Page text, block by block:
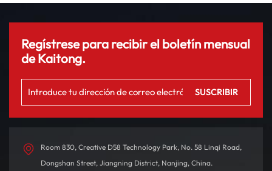
Regístrese para recibir el boletín mensual
de Kaitong.
Room 830, Creative D58 Technology Park, No. 58 Linqi Road,
Dongshan Street, Jiangning District, Nanjing, China.